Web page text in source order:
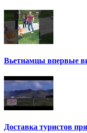
Вьетнамцы впервые
Доставка туристов